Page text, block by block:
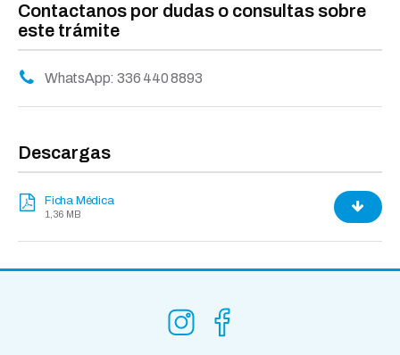
Contactanos por dudas o consultas sobre
este trámite
WhatsApp: 336 440 8893
Descargas
Ficha Médica
1,36 MB